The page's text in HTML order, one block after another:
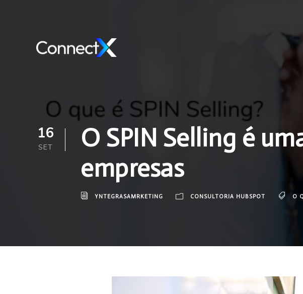
16
SET
O SPIN Selling é
empresas
YNTEGRASAMRKETING CONSULTORIA HUBSPOT O